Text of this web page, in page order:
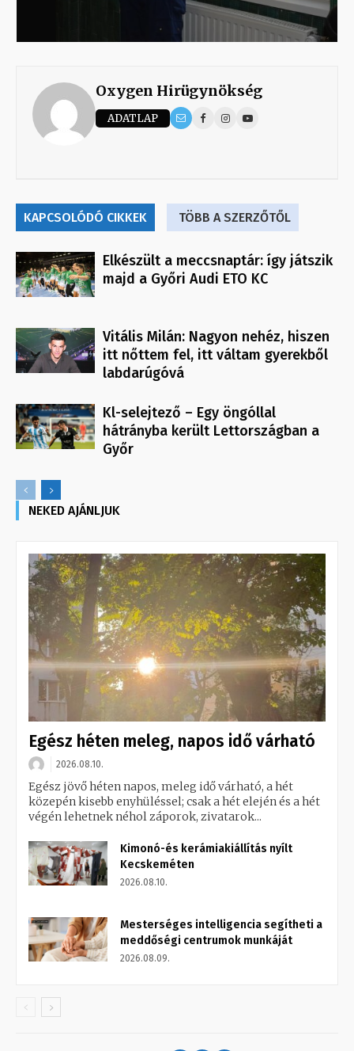
Oxygen Hirügynökség
ADATLAP
KAPCSOLÓDÓ CIKKEK TÖBB A SZERZŐTŐL
Elkészült a meccsnaptár: így játszik
majd a Győri Audi ETO KC
Vitális Milán: Nagyon nehéz, hiszen
itt nőttem fel, itt váltam gyerekből
labdarúgóvá
Kl-selejtező – Egy öngóllal
hátrányba került Lettországban a
Győr
NEKED AJÁNLJUK
Egész héten meleg, napos idő várható
2026.08.10.
Egész jövő héten napos, meleg idő várható, a hét
közepén kisebb enyhüléssel; csak a hét elején és a hét
végén lehetnek néhol záporok, zivatarok...
Kimonó-és kerámiakiállítás nyílt
Kecskeméten
2026.08.10.
Mesterséges intelligencia segítheti a
meddőségi centrumok munkáját
2026.08.09.